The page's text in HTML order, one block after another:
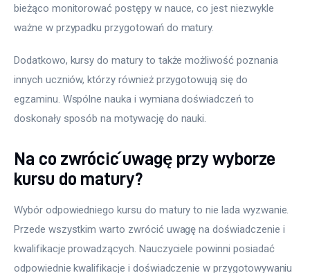
bieżąco monitorować postępy w nauce, co jest niezwykle
ważne w przypadku przygotowań do matury.
Dodatkowo, kursy do matury to także możliwość poznania
innych uczniów, którzy również przygotowują się do
egzaminu. Wspólne nauka i wymiana doświadczeń to
doskonały sposób na motywację do nauki.
Na co zwrócić uwagę przy wyborze
kursu do matury?
Wybór odpowiedniego kursu do matury to nie lada wyzwanie.
Przede wszystkim warto zwrócić uwagę na doświadczenie i
kwalifikacje prowadzących. Nauczyciele powinni posiadać
odpowiednie kwalifikacje i doświadczenie w przygotowywaniu